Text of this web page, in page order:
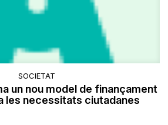
SOCIETAT
un nou model de finançament
les necessitats ciutadanes